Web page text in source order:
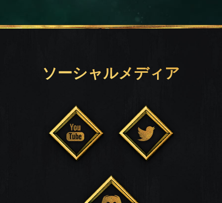
ソーシャルメディア